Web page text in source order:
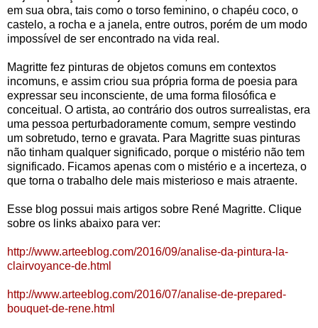
em sua obra, tais como o torso feminino, o chapéu coco, o
castelo, a rocha e a janela, entre outros, porém de um modo
impossível de ser encontrado na vida real.
Magritte fez pinturas de objetos comuns em contextos
incomuns, e assim criou sua própria forma de poesia para
expressar seu inconsciente, de uma forma filosófica e
conceitual. O artista, ao contrário dos outros surrealistas, era
uma pessoa perturbadoramente comum, sempre vestindo
um sobretudo, terno e gravata. Para Magritte suas pinturas
não tinham qualquer significado, porque o mistério não tem
significado. Ficamos apenas com o mistério e a incerteza, o
que torna o trabalho dele mais misterioso e mais atraente.
Esse blog possui mais artigos sobre René Magritte. Clique
sobre os links abaixo para ver:
http://www.arteeblog.com/2016/09/analise-da-pintura-la-
clairvoyance-de.html
http://www.arteeblog.com/2016/07/analise-de-prepared-
bouquet-de-rene.html